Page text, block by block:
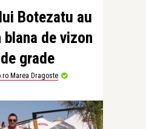
Botezatu au
de vizon
grade
Marea Dragoste